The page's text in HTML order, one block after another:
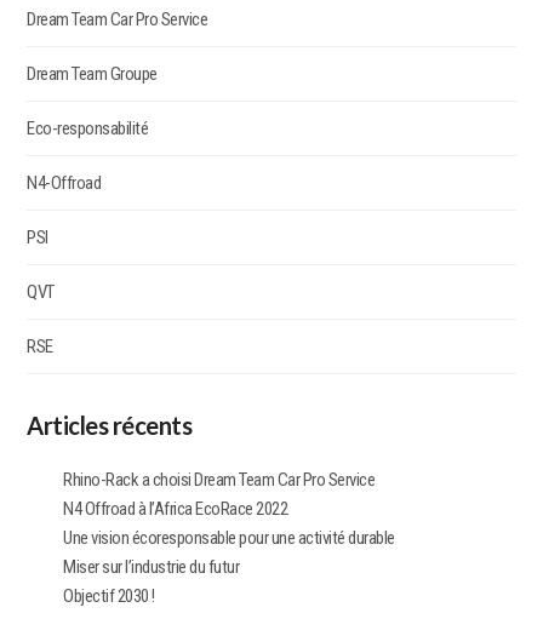
Dream Team Car Pro Service
Dream Team Groupe
Eco-responsabilité
N4-Offroad
PSI
QVT
RSE
Articles récents
Rhino-Rack a choisi Dream Team Car Pro Service​
N4 Offroad à l’Africa EcoRace 2022
Une vision écoresponsable pour une activité durable
Miser sur l’industrie du futur
Objectif 2030 !